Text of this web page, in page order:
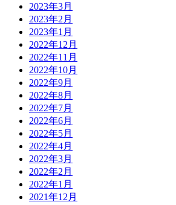
2023年3月
2023年2月
2023年1月
2022年12月
2022年11月
2022年10月
2022年9月
2022年8月
2022年7月
2022年6月
2022年5月
2022年4月
2022年3月
2022年2月
2022年1月
2021年12月